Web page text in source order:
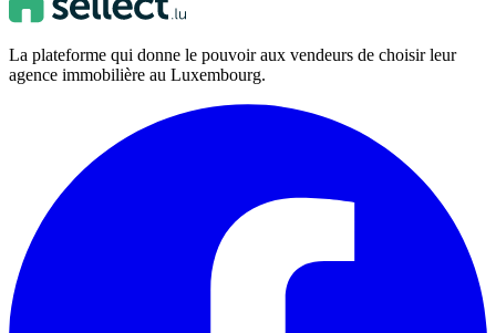
La plateforme qui donne le pouvoir aux vendeurs de choisir leur
agence immobilière au Luxembourg.